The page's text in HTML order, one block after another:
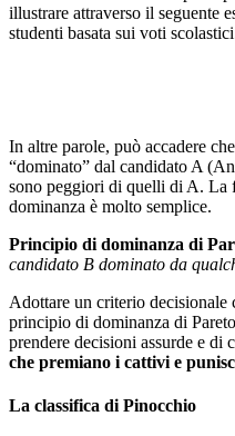
illustrare attraverso il seguente
studenti basata sui voti
In altre parole, può accadere
“dominato” dal candidato A
sono peggiori di quelli di A. La
dominanza è molto semplice.
Principio di dominanza di
candidato B dominato da
Adottare un criterio decisionale
principio di dominanza di
prendere decisioni assurde e di
che premiano i cattivi e
La classifica di Pinocchio